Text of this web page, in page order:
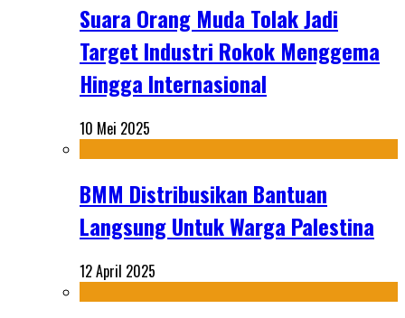
Suara Orang Muda Tolak Jadi
Target Industri Rokok Menggema
Hingga Internasional
10 Mei 2025
BMM Distribusikan Bantuan
Langsung Untuk Warga Palestina
12 April 2025